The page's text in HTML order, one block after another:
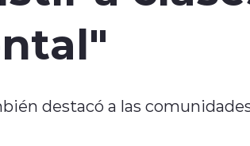
destacó a las